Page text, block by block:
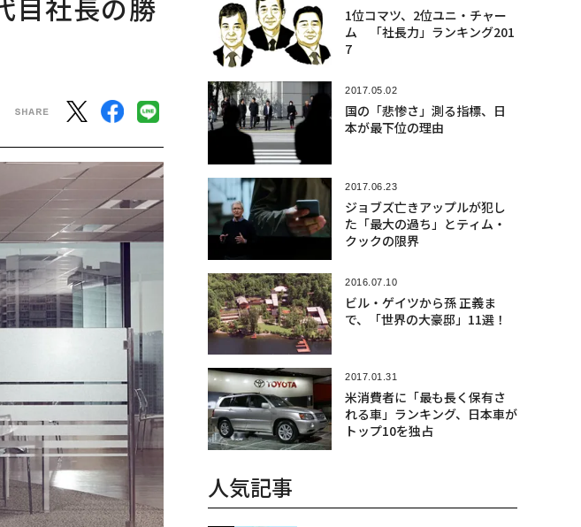
目社長の勝
1位コマツ、2位ユニ・チャー
ム 「社長力」ランキング201
7
2017.05.02
国の「悲惨さ」測る指標、日
本が最下位の理由
2017.06.23
ジョブズ亡きアップルが犯し
た「最大の過ち」とティム・
クックの限界
2016.07.10
ビル・ゲイツから孫 正義ま
で、「世界の大豪邸」11選！
2017.01.31
米消費者に「最も長く保有さ
れる車」ランキング、日本車が
トップ10を独占
人気記事